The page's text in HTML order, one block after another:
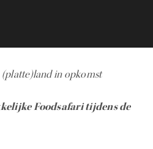
in opkomst
Foodsafari tijdens de